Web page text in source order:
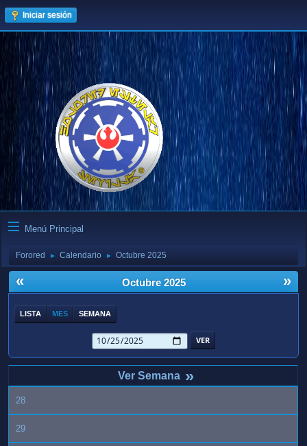
Iniciar sesión
Menú Principal
Forored ► Calendario ► Octubre 2025
« »
Octubre 2025
LISTA MES SEMANA
»
28
29